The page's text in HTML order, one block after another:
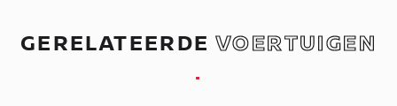
GERELATEERDEVOERTUIGEN
.